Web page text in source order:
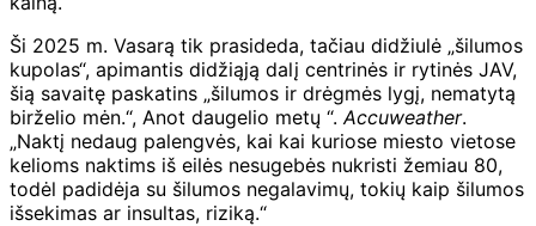
Ši 2025 m. Vasarą tik prasideda, tačiau didžiulė „šilumos
kupolas“, apimantis didžiąją dalį centrinės ir rytinės JAV,
šią savaitę paskatins „šilumos ir drėgmės lygį, nematytą
birželio mėn.“, Anot daugelio metų “. Accuweather.
„Naktį nedaug palengvės, kai kai kuriose miesto vietose
kelioms naktims iš eilės nesugebės nukristi žemiau 80,
todėl padidėja su šilumos negalavimų, tokių kaip šilumos
išsekimas ar insultas, riziką.“